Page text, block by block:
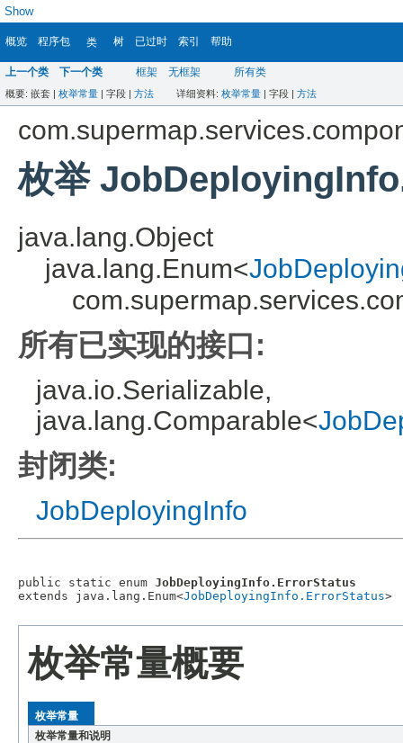
Show
概览 程序包 类 树 已过时 索引 帮助
上一个类 下一个类 框架 无框架 所有类
概要: 嵌套 | 枚举常量 | 字段 | 方法 详细资料: 枚举常量 | 字段 | 方法
枚举
java.lang.Object
java.lang.Enum<
所有已实现的接口:
java.io.Serializable,
java.lang.Comparable<
封闭类:
JobDeployingInfo
public static enum JobDeployingInfo.ErrorStatus
extends java.lang.Enum<JobDeployingInfo.ErrorStatus
枚举常量概要
枚举常量
枚举常量和说明